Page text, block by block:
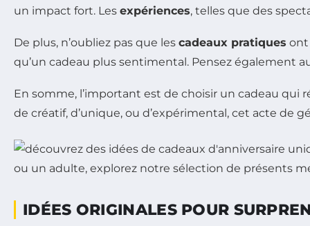
un impact fort. Les expériences, telles que des
De plus, n’oubliez pas que les cadeaux pratiques ont
qu’un cadeau plus sentimental. Pensez également
En somme, l’important est de choisir un cadeau qui
de créatif, d’unique, ou d’expérimental, cet acte de
IDÉES ORIGINALES POUR